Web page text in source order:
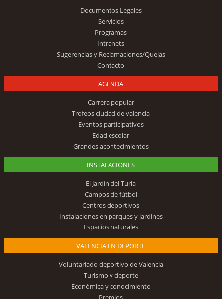
Documentos Legales
Servicios
Programas
Intranets
Sugerencias y Reclamaciones/Quejas
Contacto
AGENDA
Carrera popular
Trofeos ciudad de valencia
Eventos participativos
Edad escolar
Grandes acontecimientos
INSTALACIONES
El Jardín del Turia
Campos de fútbol
Centros deportivos
Instalaciones en parques y jardines
Espacios naturales
VALENCIA EN DEPORTE
Voluntariado deportivo de Valencia
Turismo y deporte
Económica y conocimiento
Premios